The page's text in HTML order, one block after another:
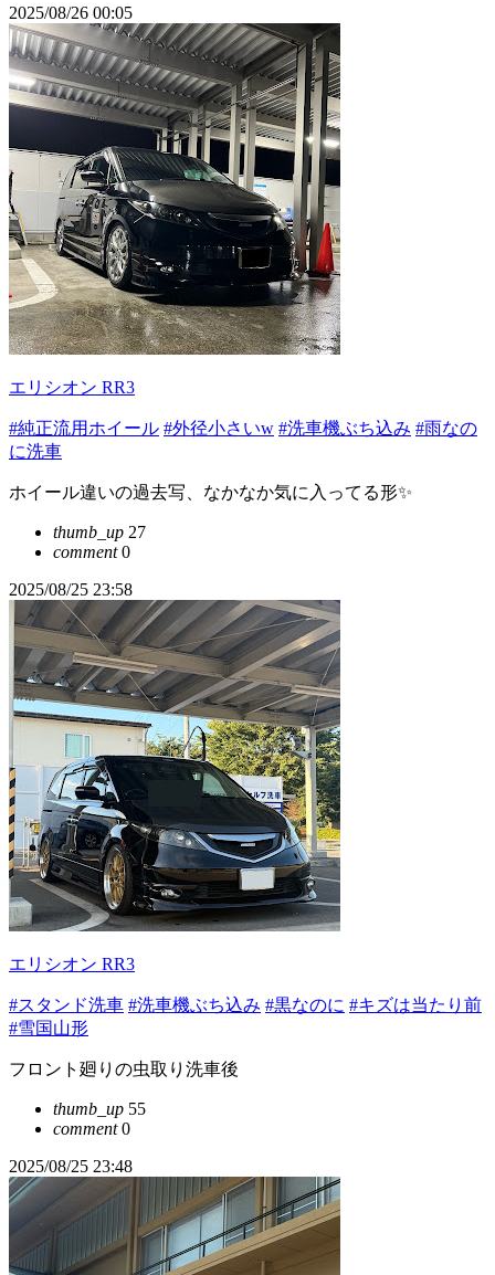
2025/08/26 00:05
エリシオン RR3
#純正流用ホイール #外径小さいw #洗車機ぶち込み #雨なの
に洗車
ホイール違いの過去写、なかなか気に入ってる形✨
thumb_up 27
comment0
2025/08/25 23:58
エリシオン RR3
#スタンド洗車 #洗車機ぶち込み #黒なのに #キズは当たり前
#雪国山形
フロント廻りの虫取り洗車後
thumb_up 55
comment0
2025/08/25 23:48